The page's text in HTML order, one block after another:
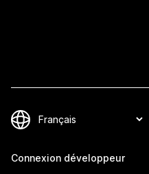
Connexion développeur